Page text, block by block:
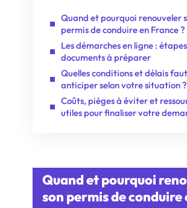
Quand et pourquoi renouveler
permis de conduire en France ?
Les démarches en ligne :
documents à préparer
Quelles conditions et délais
anticiper selon votre situation ?
Coûts, pièges à éviter et
utiles pour finaliser votre
Quand et pourquoi
son permis de conduire